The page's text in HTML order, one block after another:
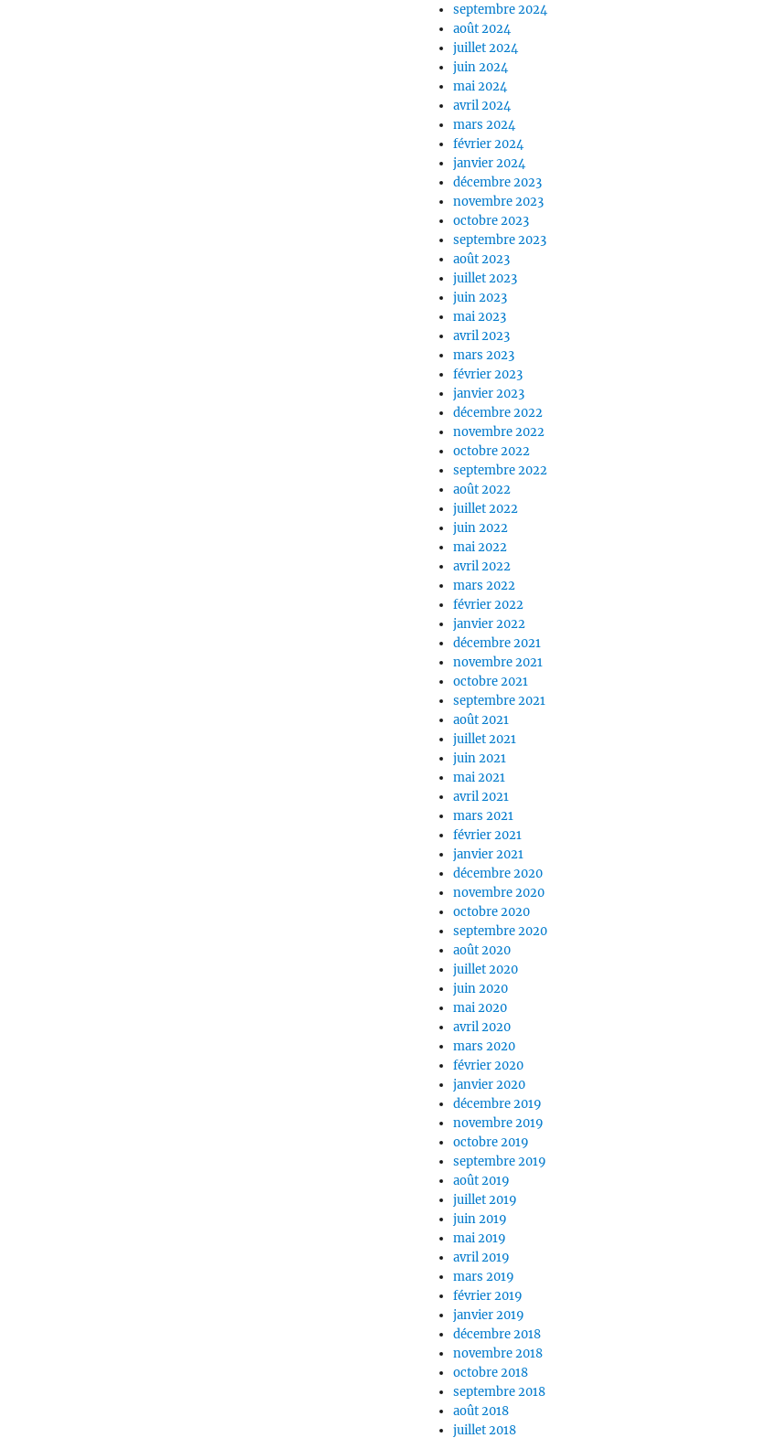
septembre 2024
août 2024
juillet 2024
juin 2024
mai 2024
avril 2024
mars 2024
février 2024
janvier 2024
décembre 2023
novembre 2023
octobre 2023
septembre 2023
août 2023
juillet 2023
juin 2023
mai 2023
avril 2023
mars 2023
février 2023
janvier 2023
décembre 2022
novembre 2022
octobre 2022
septembre 2022
août 2022
juillet 2022
juin 2022
mai 2022
avril 2022
mars 2022
février 2022
janvier 2022
décembre 2021
novembre 2021
octobre 2021
septembre 2021
août 2021
juillet 2021
juin 2021
mai 2021
avril 2021
mars 2021
février 2021
janvier 2021
décembre 2020
novembre 2020
octobre 2020
septembre 2020
août 2020
juillet 2020
juin 2020
mai 2020
avril 2020
mars 2020
février 2020
janvier 2020
décembre 2019
novembre 2019
octobre 2019
septembre 2019
août 2019
juillet 2019
juin 2019
mai 2019
avril 2019
mars 2019
février 2019
janvier 2019
décembre 2018
novembre 2018
octobre 2018
septembre 2018
août 2018
juillet 2018